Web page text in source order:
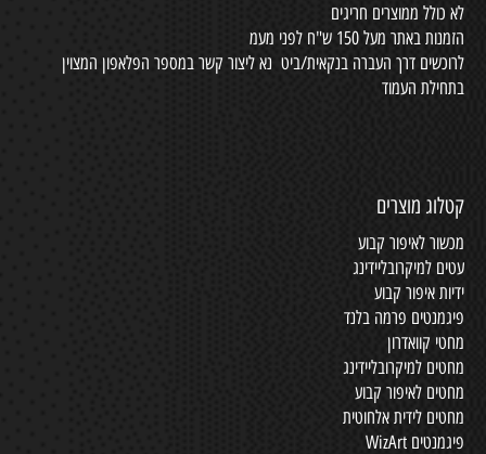
לא כולל ממוצרים חריגים
הזמנות באתר מעל 150 ש"ח לפני מעמ
לרוכשים דרך העברה בנקאית/ביט נא ליצור קשר במספר הפלאפון המצוין
בתחילת העמוד
קטלוג מוצרים
מכשור לאיפור קבוע
עטים למיקרובליידינג
ידיות איפור קבוע
פיגמנטים פרמה בלנד
מחטי קוואדרון
מחטים למיקרובליידינג
מחטים לאיפור קבוע
מחטים לידית אלחוטית
פיגמנטים WizArt